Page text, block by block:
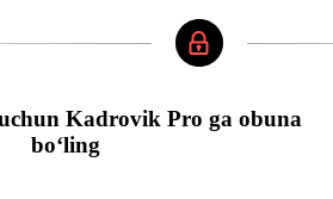
Kadrovik Pro ga obuna
boʻling